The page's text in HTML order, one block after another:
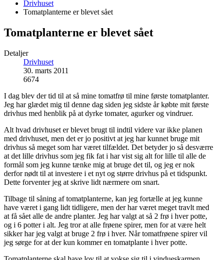
Drivhuset
Tomatplanterne er blevet sået
Tomatplanterne er blevet sået
Detaljer
Drivhuset
30. marts 2011
6674
I dag blev der tid til at så mine tomatfrø til mine første tomatplanter.
Jeg har glædet mig til denne dag siden jeg sidste år købte mit første
drivhus med henblik på at dyrke tomater, agurker og vindruer.
Alt hvad drivhuset er blevet brugt til indtil videre var ikke planen
med drivhuset, men det er jo positivt at jeg har kunnet bruge mit
drivhus så meget som har været tilfældet. Det betyder jo så desværre
at det lille drivhus som jeg fik fat i har vist sig alt for lille til alle de
formål som jeg kunne tænke mig at bruge det til, og jeg er nok
derfor nødt til at investere i et nyt og større drivhus på et tidspunkt.
Dette forventer jeg at skrive lidt nærmere om snart.
Tilbage til såning af tomatplanterne, kan jeg fortælle at jeg kunne
have været i gang lidt tidligere, men der har været meget travlt med
at få sået alle de andre planter. Jeg har valgt at så 2 frø i hver potte,
og i 6 potter i alt. Jeg tror at alle frøene spirer, men for at være helt
sikker har jeg valgt at bruge 2 frø i hver. Når tomatfrøene spirer vil
jeg sørge for at der kun kommer en tomatplante i hver potte.